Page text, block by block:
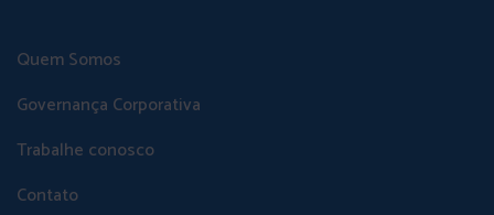
Quem Somos
Governança Corporativa
Trabalhe conosco
Contato